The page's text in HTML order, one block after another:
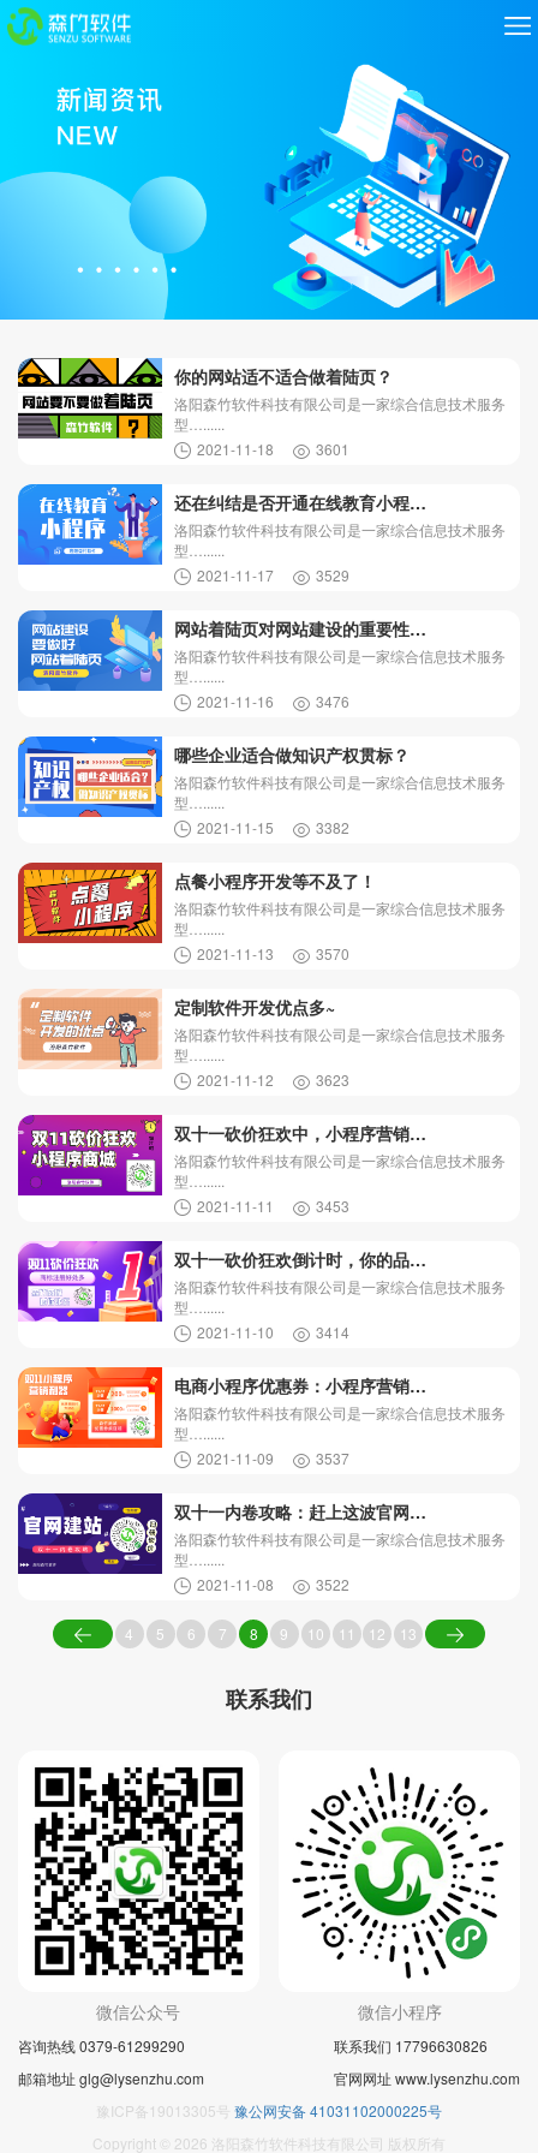
你的网站适不适合做着陆页？
洛阳森竹软件科技有限公司是一家综合信息技术服务
型…......
2021-11-18
3601
还在纠结是否开通在线教育小程…
洛阳森竹软件科技有限公司是一家综合信息技术服务
型…......
2021-11-17
3529
网站着陆页对网站建设的重要性…
洛阳森竹软件科技有限公司是一家综合信息技术服务
型…......
2021-11-16
3476
哪些企业适合做知识产权贯标？
洛阳森竹软件科技有限公司是一家综合信息技术服务
型…......
2021-11-15
3382
点餐小程序开发等不及了！
洛阳森竹软件科技有限公司是一家综合信息技术服务
型…......
2021-11-13
3570
定制软件开发优点多~
洛阳森竹软件科技有限公司是一家综合信息技术服务
型…......
2021-11-12
3623
双十一砍价狂欢中，小程序营销…
洛阳森竹软件科技有限公司是一家综合信息技术服务
型…......
2021-11-11
3453
双十一砍价狂欢倒计时，你的品…
洛阳森竹软件科技有限公司是一家综合信息技术服务
型…......
2021-11-10
3414
电商小程序优惠券：小程序营销…
洛阳森竹软件科技有限公司是一家综合信息技术服务
型…......
2021-11-09
3537
双十一内卷攻略：赶上这波官网…
洛阳森竹软件科技有限公司是一家综合信息技术服务
型…......
2021-11-08
3522
4 5 6 7 8 9 10 11 12 13
联系我们
微信公众号 微信小程序
咨询热线 0379-61299290
邮箱地址 glg@lysenzhu.com
联系我们 17796630826
官网网址 www.lysenzhu.com
豫ICP备19013305号 豫公网安备 41031102000225号
Copyright © 2026 洛阳森竹软件科技有限公司 版权所有